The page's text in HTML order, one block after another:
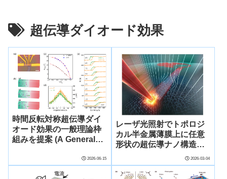
超伝導ダイオード効果
時間反転対称超伝導ダイ
オード効果の一般理論枠
組みを提案 (A General
2026-06-15
レーザ光照射でトポロジ
カル半金属薄膜上に任意
形状の超伝導ナノ構造を
作製、無磁場で超伝導ダ
イオード効果を実証 ―将
来の超伝導量子デバイ
2026-03-04